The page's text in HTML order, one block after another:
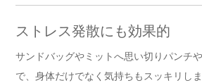
ストレス発散にも効果的
サンドバッグやミットへ思い切りパンチ
で、身体だけでなく気持ちもスッキリしま